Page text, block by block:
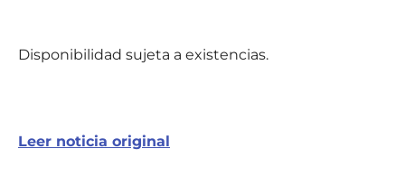
Disponibilidad sujeta a existencias.
Leer noticia original